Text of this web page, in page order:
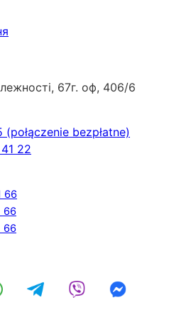
67г. оф, 406/6
(połączenie bezpłatne)
22
66
66
66